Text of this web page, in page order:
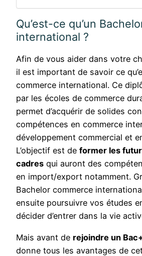
Qu’est-ce qu’un
international ?
Afin de vous aider dans votre
il est important de savoir ce
commerce international. Ce
par les écoles de commerce
permet d’acquérir de solides
compétences en commerce
développement commercial et
L’objectif est de former les
cadres qui auront des
en import/export notamment.
Bachelor commerce
ensuite poursuivre vos études
décider d’entrer dans la vie
Mais avant de rejoindre un
donne tous les avantages de